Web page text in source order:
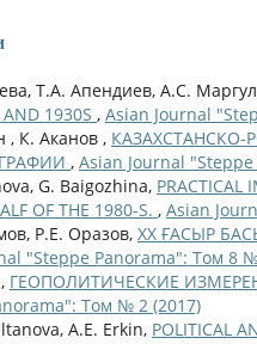
Т.А. Апендиев, А.С.
1930S , Asian Journal
, К. Аканов ,
, Asian Journal
G. Baigozhina, PRACTICAL
OF THE 1980-S. , Asian
Р.Е. Оразов, ХХ ҒАСЫР
"Steppe Panorama": Том 8
ГЕОПОЛИТИЧЕСКИЕ
Том № 2 (2017)
A.E. Erkin, POLITICAL